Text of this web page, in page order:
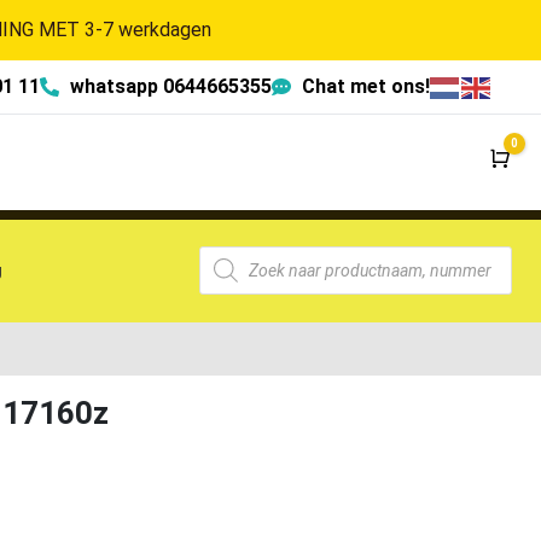
MET 3-7 werkdagen
11 whatsapp 0644665355 Chat met ons!
0